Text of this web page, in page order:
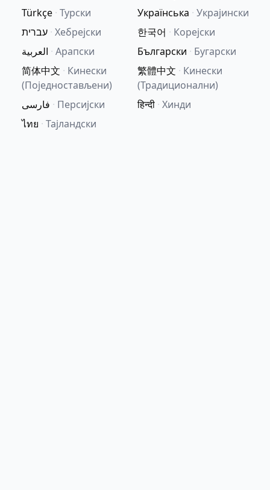
Türkçe · Турски Українська · Украјински
עברית · Хебрејски 한국어 · Корејски
العربية · Арапски Български · Бугарски
简体中文 · Кинески
(Поједностављени)
繁體中文 · Кинески
(Традиционални)
فارسی · Персијски हिन्दी · Хинди
ไทย · Тајландски